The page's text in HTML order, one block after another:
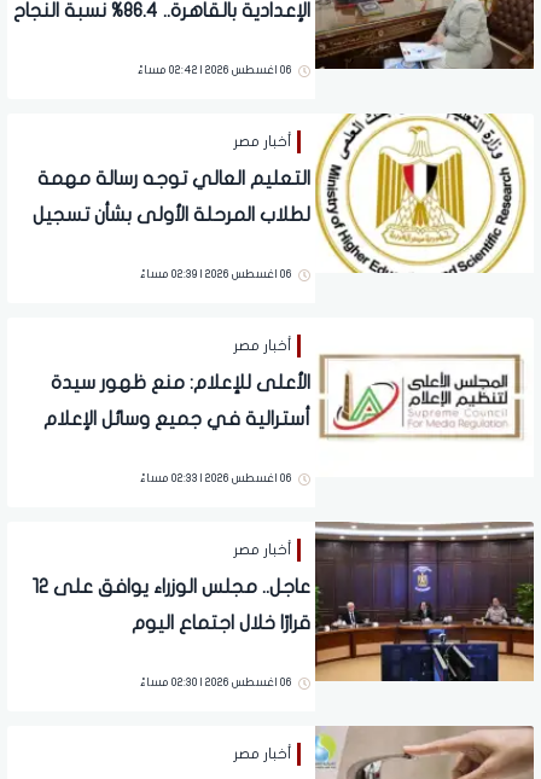
الإعدادية بالقاهرة.. 86.4% نسبة النجاح
06 اغسطس 2026 | 02:42 مساءً
أخبار مصر
التعليم العالي توجه رسالة مهمة
لطلاب المرحلة الأولى بشأن تسجيل
06 اغسطس 2026 | 02:39 مساءً
أخبار مصر
الأعلى للإعلام: منع ظهور سيدة
أسترالية في جميع وسائل الإعلام
06 اغسطس 2026 | 02:33 مساءً
أخبار مصر
عاجل.. مجلس الوزراء يوافق على 12
قرارًا خلال اجتماع اليوم
06 اغسطس 2026 | 02:30 مساءً
أخبار مصر